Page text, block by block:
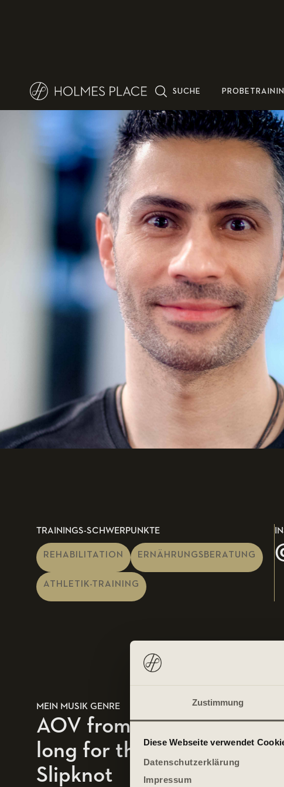
Zustimmung
Diese Webseite verwendet
Datenschutzerklärung
Impressum
SUCHE
TRAININGS-SCHWERPUNKTE
REHABILITATION ERNÄHRUNGSBERATUNG
ATHLETIK-TRAINING
MEIN MUSIK GENRE
AOV from Slipknot/ Not
long for this world from
Slipknot